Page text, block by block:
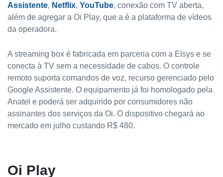
Assistente, Netflix, YouTube, conexão com TV aberta,
além de agregar a Oi Play, que a é a plataforma de vídeos
da operadora.
A streaming box é fabricada em parceria com a Elsys e se
conecta à TV sem a necessidade de cabos. O controle
remoto suporta comandos de voz, recurso gerenciado pelo
Google Assistente. O equipamento já foi homologado pela
Anatel e poderá ser adquirido por consumidores não
assinantes dos serviços da Oi. O dispositivo chegará ao
mercado em julho custando R$ 480.
Oi Play